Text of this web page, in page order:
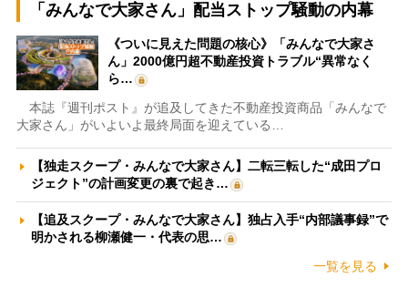
「みんなで大家さん」配当ストップ騒動の内幕
《ついに見えた問題の核心》「みんなで大家さ
ん」2000億円超不動産投資トラブル“異常なく
ら…
本誌『週刊ポスト』が追及してきた不動産投資商品「みんなで
大家さん」がいよいよ最終局面を迎えている…
【独走スクープ・みんなで大家さん】二転三転した“成田プロ
ジェクト”の計画変更の裏で起き…
【追及スクープ・みんなで大家さん】独占入手“内部議事録”で
明かされる柳瀬健一・代表の思…
一覧を見る